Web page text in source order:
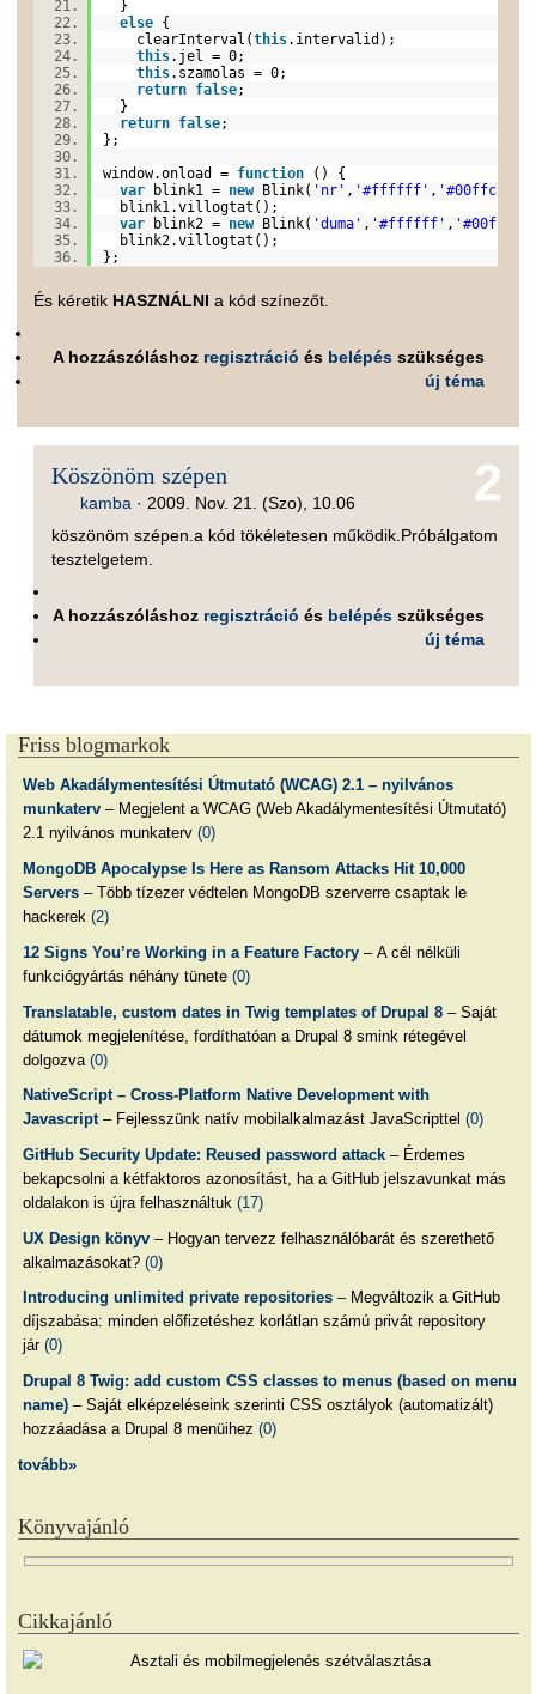
}
else {
clearInterval(this.intervalid);
this.jel = 0;
this.szamolas = 0;
return false;
}
return false;
};
window.onload = function () {
var blink1 = new Blink( 'nr' , '#ffffff' , '#00ffcc'
blink1.villogtat();
var blink2 = new Blink( 'duma' , '#ffffff' , '#00ffcc'
blink2.villogtat();
};
És kéretik HASZNÁLNI a kód színezőt.
A hozzászóláshoz regisztráció és belépés szükséges
új téma
2
Köszönöm szépen
kamba · 2009. Nov. 21. (Szo), 10.06
köszönöm szépen.a kód tökéletesen működik.Próbálgatom
tesztelgetem.
A hozzászóláshoz regisztráció és belépés szükséges
új téma
Friss blogmarkok
Web Akadálymentesítési Útmutató (WCAG) 2.1 – nyilvános
munkaterv– Megjelent a WCAG (Web Akadálymentesítési Útmutató)
2.1 nyilvános munkaterv (0)
MongoDB Apocalypse Is Here as Ransom Attacks Hit 10,000
Servers– Több tízezer védtelen MongoDB szerverre csaptak le
hackerek (2)
12 Signs You’re Working in a Feature Factory– A cél nélküli
funkciógyártás néhány tünete (0)
Translatable, custom dates in Twig templates of Drupal 8– Saját
dátumok megjelenítése, fordíthatóan a Drupal 8 smink rétegével
dolgozva (0)
NativeScript – Cross-Platform Native Development with
Javascript– Fejlesszünk natív mobilalkalmazást JavaScripttel (0)
GitHub Security Update: Reused password attack– Érdemes
bekapcsolni a kétfaktoros azonosítást, ha a GitHub jelszavunkat más
oldalakon is újra felhasználtuk (17)
UX Design könyv– Hogyan tervezz felhasználóbarát és szerethető
alkalmazásokat? (0)
Introducing unlimited private repositories– Megváltozik a GitHub
díjszabása: minden előfizetéshez korlátlan számú privát repository
jár (0)
Drupal 8 Twig: add custom CSS classes to menus (based on menu
name)– Saját elképzeléseink szerinti CSS osztályok (automatizált)
hozzáadása a Drupal 8 menüihez (0)
tovább»
Könyvajánló
Cikkajánló